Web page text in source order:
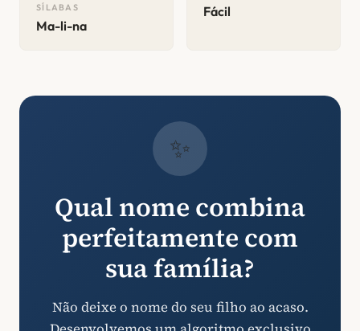
SÍLABAS
Ma-li-na
Fácil
✨
Qual nome combina
perfeitamente com
sua família?
Não deixe o nome do seu filho ao acaso.